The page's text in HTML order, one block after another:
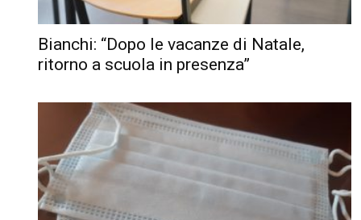
Bianchi: “Dopo le vacanze di Natale,
ritorno a scuola in presenza”